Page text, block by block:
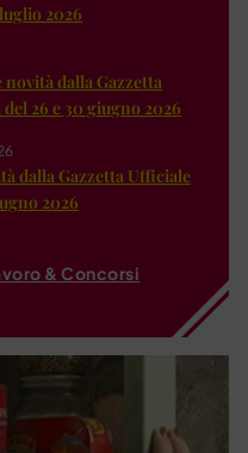
2026
dalla Gazzetta
26 e 30 giugno 2026
dalla Gazzetta Ufficiale
2026
& Concorsi